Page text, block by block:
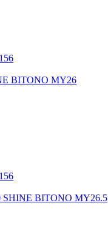
BITONO MY26
SHINE BITONO MY26.5